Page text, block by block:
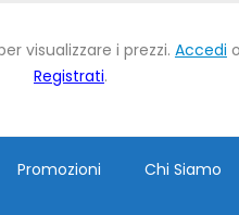
visualizzare i prezzi. Accedi o
Registrati.
Promozioni Chi Siamo